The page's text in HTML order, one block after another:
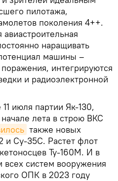
пилотажа,
поколения 4++.
наращивать
машины –
интегрируются
и радиоэлектронной
июля партии Як-130,
лета в строю ВКС
также новых
и Су-35С. Растет флот
Ту-160М. И в
всех систем вооружения
ОПК в 2023 году